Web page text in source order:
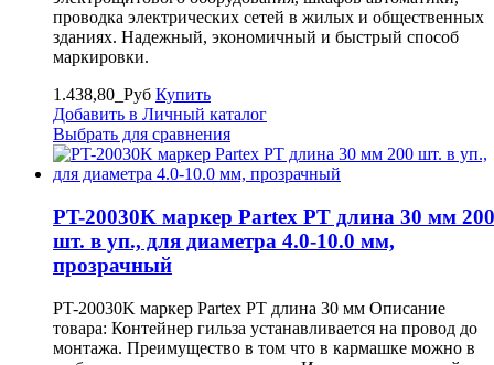
проводка электрических сетей в жилых и общественных
зданиях. Надежный, экономичный и быстрый способ
маркировки.
1.438,80_Руб Купить
Добавить в Личный каталог
Выбрать для сравнения
PT-20030K маркер Partex PT длина 30 мм 200
шт. в уп., для диаметра 4.0-10.0 мм,
прозрачный
PT-20030K маркер Partex PT длина 30 мм Описание
товара: Контейнер гильза устанавливается на провод до
монтажа. Преимущество в том что в кармашке можно в